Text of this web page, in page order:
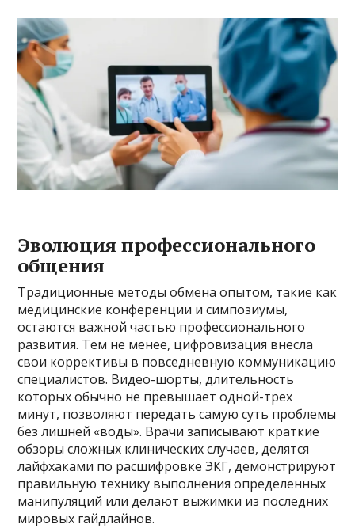
Эволюция профессионального
общения
Традиционные методы обмена опытом, такие как
медицинские конференции и симпозиумы,
остаются важной частью профессионального
развития. Тем не менее, цифровизация внесла
свои коррективы в повседневную коммуникацию
специалистов. Видео-шорты, длительность
которых обычно не превышает одной-трех
минут, позволяют передать самую суть проблемы
без лишней «воды». Врачи записывают краткие
обзоры сложных клинических случаев, делятся
лайфхаками по расшифровке ЭКГ, демонстрируют
правильную технику выполнения определенных
манипуляций или делают выжимки из последних
мировых гайдлайнов.